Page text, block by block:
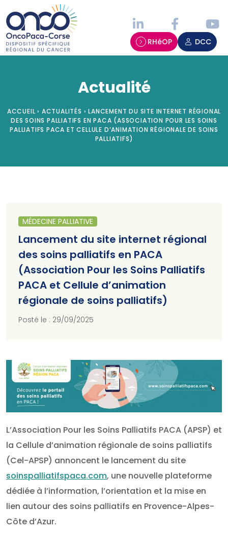
RHéOP DCC
Actualité
ACCUEIL › ACTUALITÉS › LANCEMENT DU SITE INTERNET RÉGIONAL
DES SOINS PALLIATIFS EN PACA (ASSOCIATION POUR LES SOINS
PALLIATIFS PACA ET CELLULE D’ANIMATION RÉGIONALE DE SOINS
PALLIATIFS)
MÉDECINE PALLIATIVE
Lancement du site internet régional
des soins palliatifs en PACA
(Association Pour les Soins Palliatifs
PACA et Cellule d’animation
régionale de soins palliatifs)
Posté le : 29/09/2025
L’Association Pour les Soins Palliatifs PACA (APSP) et
la Cellule d’animation régionale de soins palliatifs
(Cel-APSP) annoncent le lancement du site
soinspalliatifspaca.com, une nouvelle plateforme
dédiée à l’information, l’orientation et la mise en
lien autour des soins palliatifs en Provence-Alpes-
Côte d’Azur.
Panneau de gestion des cookies